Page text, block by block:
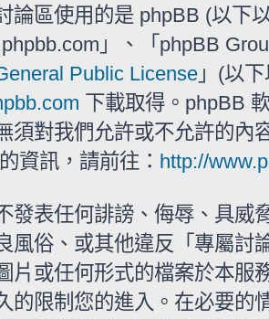
論區使用的是 phpBB (以下
」、「phpBB
Public License 」(以
下載取得。phpBB
須對我們允許或不允許的內
資訊，請前往： http://
發表任何誹謗、侮辱、具威
風俗、或其他違反「專屬討
片或任何形式的檔案於本服
的限制您的進入。在必要的